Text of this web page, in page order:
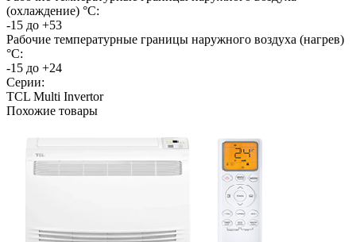
(охлаждение) °C:
-15 до +53
Рабочие температурные границы наружного воздуха (нагрев)
°C:
-15 до +24
Серии:
TCL Multi Invertor
Похожие товары